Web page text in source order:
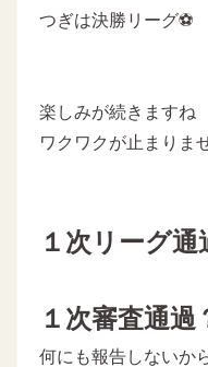
つぎは決勝リーグ⚽
楽しみが続きますね
ワクワクが止まりま
１次リーグ通
１次審査通
何にも報告しないか